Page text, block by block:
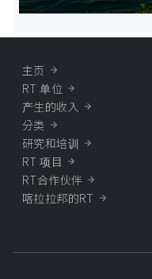
主页
RT 单位
产生的收入
分类
研究和培训
RT 项目
RT合作伙伴
喀拉拉邦的RT